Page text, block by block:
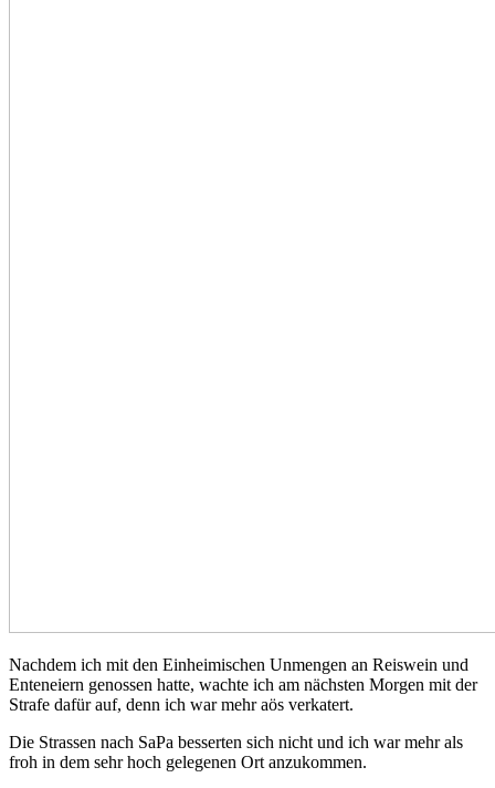
Nachdem ich mit den Einheimischen Unmengen an Reiswein und
Enteneiern genossen hatte, wachte ich am nächsten Morgen mit der
Strafe dafür auf, denn ich war mehr aös verkatert.
Die Strassen nach SaPa besserten sich nicht und ich war mehr als
froh in dem sehr hoch gelegenen Ort anzukommen.